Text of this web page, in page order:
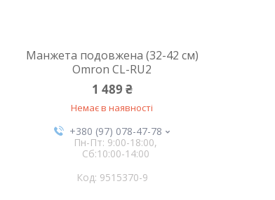
Манжета подовжена (32-42 см)
Omron CL-RU2
1 489 ₴
Немає в наявності
+380 (97) 078-47-78
Пн-Пт: 9:00-18:00,
Сб:10:00-14:00
9515370-9